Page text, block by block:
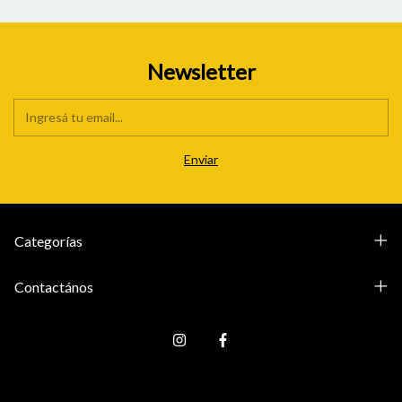
Newsletter
Categorías
Contactános